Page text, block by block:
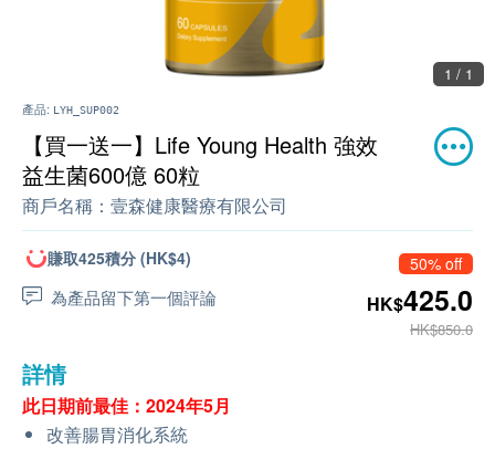
1 / 1
產品: LYH_SUP002
【買一送一】Life Young Health 強效
益生菌600億 60粒
商戶名稱： 壹森健康醫療有限公司
賺取425積分 (HK$4)
為產品留下第一個評論
50% off
HK$425.0
HK$850.0
詳情
此日期前最佳：2024年5月
改善腸胃消化系統